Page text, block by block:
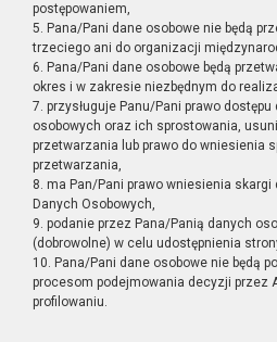
postępowaniem,
5. Pana/Pani dane osobowe nie będą
trzeciego ani do organizacji
6. Pana/Pani dane osobowe będą
okres i w zakresie niezbędnym do
7. przysługuje Panu/Pani prawo
osobowych oraz ich sprostowania,
przetwarzania lub prawo do wniesienia
przetwarzania,
8. ma Pan/Pani prawo wniesienia
Danych Osobowych,
9. podanie przez Pana/Panią danych
(dobrowolne) w celu udostępnienia
10. Pana/Pani dane osobowe nie będą
procesom podejmowania decyzji przez
profilowaniu.